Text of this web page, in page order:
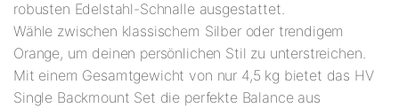
robusten Edelstahl-Schnalle ausgestattet.
Wähle zwischen klassischem Silber oder trendigem
Orange, um deinen persönlichen Stil zu unterstreichen.
Mit einem Gesamtgewicht von nur 4,5 kg bietet das HV
Single Backmount Set die perfekte Balance aus